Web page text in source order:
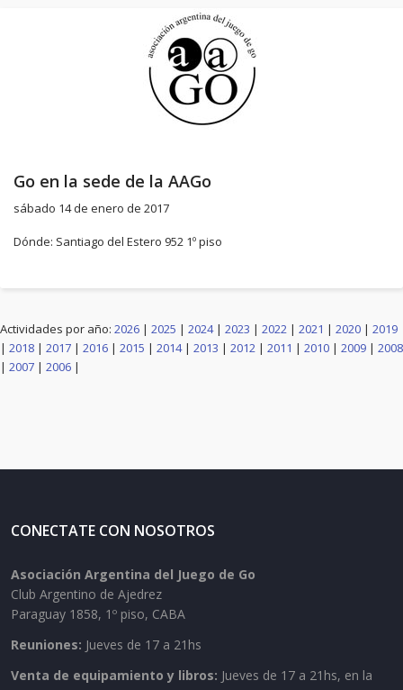
Go en la sede de la AAGo
sábado 14 de enero de 2017
Dónde: Santiago del Estero 952 1º piso
Actividades por año: 2026 | 2025 | 2024| 2023 | 2022 | 2021 | 2020 | 2019
| 2018 | 2017 | 2016 | 2015 | 2014| 2013 | 2012 | 2011 | 2010 | 2009 | 2008
| 2007 | 2006 |
CONECTATE CON NOSOTROS
Asociación Argentina del Juego de Go
Club Argentino de Ajedrez
Paraguay 1858, 1º piso, CABA
Reuniones: Jueves de 17 a 21hs
Venta de equipamiento y libros: Jueves de 17 a 21hs, en la